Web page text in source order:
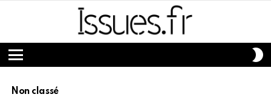
Menu
Non classé